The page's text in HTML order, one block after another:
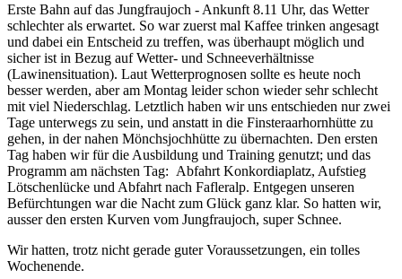
Erste Bahn auf das Jungfraujoch - Ankunft 8.11 Uhr, das Wetter
schlechter als erwartet. So war zuerst mal Kaffee trinken angesagt
und dabei ein Entscheid zu treffen, was überhaupt möglich und
sicher ist in Bezug auf Wetter- und Schneeverhältnisse
(Lawinensituation). Laut Wetterprognosen sollte es heute noch
besser werden, aber am Montag leider schon wieder sehr schlecht
mit viel Niederschlag. Letztlich haben wir uns entschieden nur zwei
Tage unterwegs zu sein, und anstatt in die Finsteraarhornhütte zu
gehen, in der nahen Mönchsjochhütte zu übernachten. Den ersten
Tag haben wir für die Ausbildung und Training genutzt; und das
Programm am nächsten Tag: Abfahrt Konkordiaplatz, Aufstieg
Lötschenlücke und Abfahrt nach Fafleralp. Entgegen unseren
Befürchtungen war die Nacht zum Glück ganz klar. So hatten wir,
ausser den ersten Kurven vom Jungfraujoch, super Schnee.
Wir hatten, trotz nicht gerade guter Voraussetzungen, ein tolles
Wochenende.